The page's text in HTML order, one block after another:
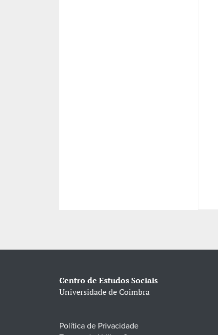
Centro de Estudos Sociais
Universidade de Coimbra
Política de Privacidade